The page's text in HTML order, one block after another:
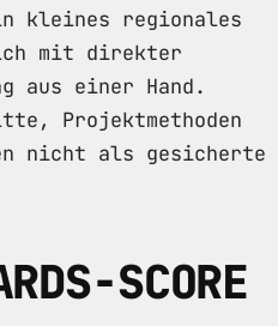
kleines regionales
mit direkter
aus einer Hand.
Projektmethoden
nicht als gesicherte
SCORE